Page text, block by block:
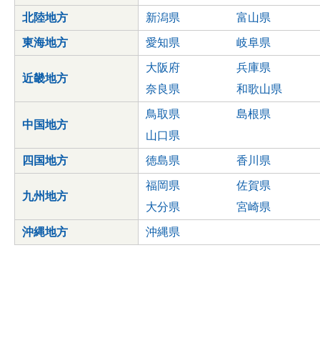
北陸地方 新潟県 富山県
東海地方 愛知県 岐阜県
近畿地方
大阪府
兵庫県
奈良県
和歌山県
中国地方
鳥取県
島根県
山口県
四国地方 徳島県 香川県
九州地方
福岡県
佐賀県
大分県
宮崎県
沖縄地方 沖縄県